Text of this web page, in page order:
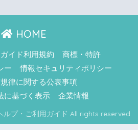
HOME
イド利用規約
商標・特許
ー
情報セキュリティポリシー
律に関する公表事項
に基づく表示
企業情報
ルプ・ご利用ガイド All rights reserved.